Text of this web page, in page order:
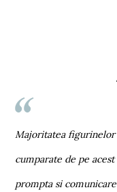
Majoritatea figurinelor
cumparate de pe
prompta si